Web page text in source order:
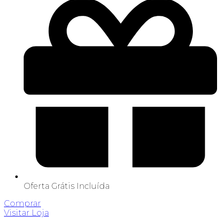
Oferta Grátis Incluída
Comprar
Visitar Loja